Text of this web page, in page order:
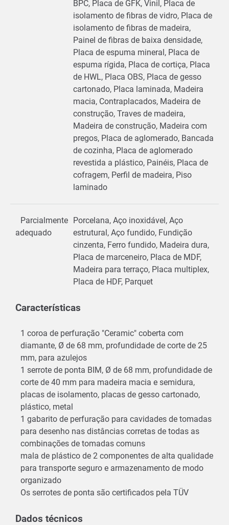
BPC, Placa de GFK, Vinil, Placa de
isolamento de fibras de vidro, Placa de
isolamento de fibras de madeira,
Painel de fibras de baixa densidade,
Placa de espuma mineral, Placa de
espuma rígida, Placa de cortiça, Placa
de HWL, Placa OBS, Placa de gesso
cartonado, Placa laminada, Madeira
macia, Contraplacados, Madeira de
construção, Traves de madeira,
Madeira de construção, Madeira com
pregos, Placa de aglomerado, Bancada
de cozinha, Placa de aglomerado
revestida a plástico, Painéis, Placa de
cofragem, Perfil de madeira, Piso
laminado
Parcialmente
adequado
Porcelana, Aço inoxidável, Aço
estrutural, Aço fundido, Fundição
cinzenta, Ferro fundido, Madeira dura,
Placa de marceneiro, Placa de MDF,
Madeira para terraço, Placa multiplex,
Placa de HDF, Parquet
Características
1 coroa de perfuração "Ceramic" coberta com
diamante, Ø de 68 mm, profundidade de corte de 25
mm, para azulejos
1 serrote de ponta BIM, Ø de 68 mm, profundidade de
corte de 40 mm para madeira macia e semidura,
placas de isolamento, placas de gesso cartonado,
plástico, metal
1 gabarito de perfuração para cavidades de tomadas
para desenho nas distâncias corretas de todas as
combinações de tomadas comuns
mala de plástico de 2 componentes de alta qualidade
para transporte seguro e armazenamento de modo
organizado
Os serrotes de ponta são certificados pela TÜV
Dados técnicos